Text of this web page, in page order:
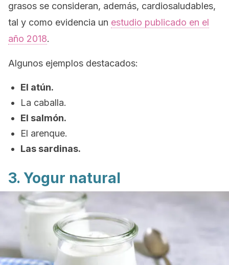
grasos se consideran, además, cardiosaludables,
tal y como evidencia un estudio publicado en el
año 2018.
Algunos ejemplos destacados:
El atún.
La caballa.
El salmón.
El arenque.
Las sardinas.
3. Yogur natural